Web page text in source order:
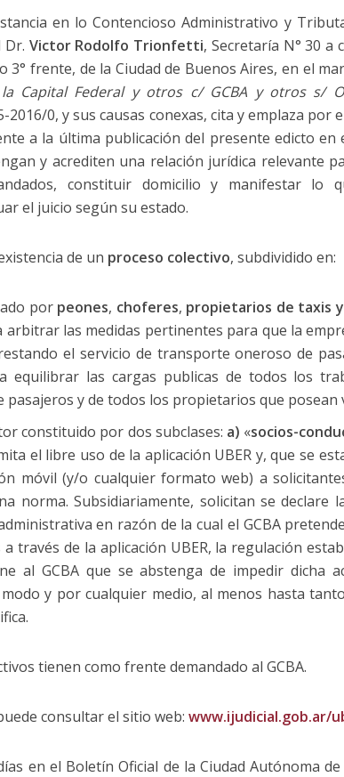
en lo Contencioso Administrativo y
Dr. Victor Rodolfo Trionfetti, Secretaría N° 30 a
3° frente, de la Ciudad de Buenos Aires, en el
Capital Federal y otros c/ GCBA y otros s/
2016/0, y sus causas conexas, cita y emplaza
a la última publicación del presente edicto en
y acrediten una relación jurídica relevante
constituir domicilio y manifestar lo
el juicio según su estado.
de un proceso colectivo, subdividido en:
por peones, choferes, propietarios de taxis
arbitrar las medidas pertinentes para que la
el servicio de transporte oneroso de
equilibrar las cargas publicas de todos los
y de todos los propietarios que posean
constituido por dos subclases: a) «socios-
el libre uso de la aplicación UBER y, que se
móvil (y/o cualquier formato web) a
norma. Subsidiariamente, solicitan se declare
en razón de la cual el GCBA
través de la aplicación UBER, la regulación
al GCBA que se abstenga de impedir dicha
y por cualquier medio, al menos hasta
tienen como frente demandado al GCBA.
consultar el sitio web: www.ijudicial.gob.ar/
en el Boletín Oficial de la Ciudad Autónoma